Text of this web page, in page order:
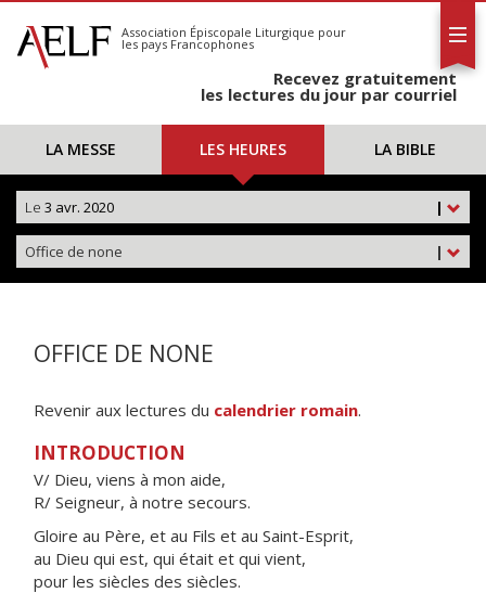
S'abonner
Calendrier
Association Épiscopale Liturgique pour
les pays Francophones
Recevez gratuitement
les lectures du jour par courriel
LA MESSE LES HEURES LA BIBLE
|
Le 3 avr. 2020
|
Office de none
OFFICE DE NONE
Revenir aux lectures du calendrier romain.
INTRODUCTION
V/ Dieu, viens à mon aide,
R/ Seigneur, à notre secours.
Gloire au Père, et au Fils et au Saint-Esprit,
au Dieu qui est, qui était et qui vient,
pour les siècles des siècles.